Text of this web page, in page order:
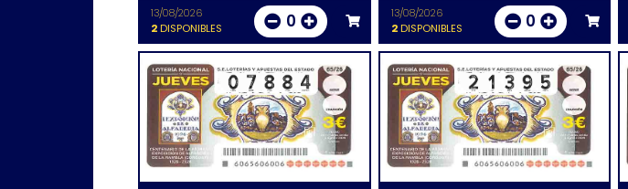
13/08/2026
2DISPONIBLES 0
13/08/2026
2DISPONIBLES 0